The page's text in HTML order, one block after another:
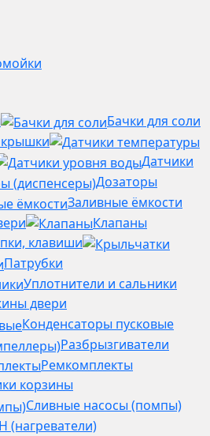
Бачки для соли
крышки
Датчики
Дозаторы
Заливные ёмкости
Клапаны
клавиши
Патрубки
Уплотнители и сальники
двери
Конденсаторы пусковые
Разбрызгиватели
Ремкомплекты
корзины
Сливные насосы (помпы)
(нагреватели)